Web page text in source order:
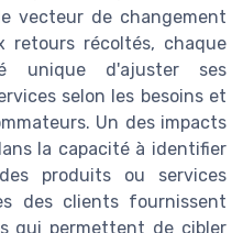
vecteur de changement
retours récoltés, chaque
unique d'ajuster ses
selon les besoins et
Un des impacts
la capacité à identifier
produits ou services
des clients fournissent
qui permettent de cibler